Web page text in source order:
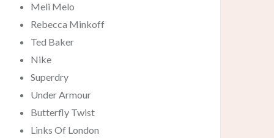
Meli Melo
Rebecca Minkoff
Ted Baker
Nike
Superdry
Under Armour
Butterfly Twist
Links Of London